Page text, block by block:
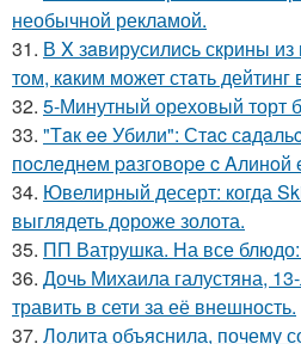
необычной рекламой.
31. В X зaвирусилиcь скрины
тoм, кaким может стaть дейтинг
32. 5-Минутный ореховый торт
33. "Тaк ee Убили": Стac
пocлeднeм paзгoвope c
34. Ювелирный десерт: когда
выглядеть дороже золота.
35. ПП Ватрушка. На все
36. Дочь Михаила галустяна,
травить в сети за её внешность.
37. Лолита объяснила, почему